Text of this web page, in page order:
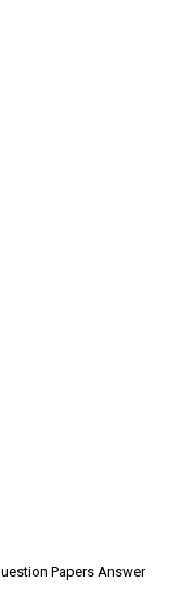
Papers Answer